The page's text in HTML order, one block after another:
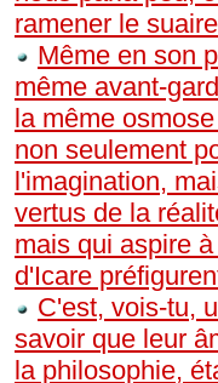
ramener le
Même en son
même avant-
la même
non seulement
l'imagination,
vertus de la
mais qui aspire
d'Icare
C'est, vois-tu,
savoir que leur
la philosophie,